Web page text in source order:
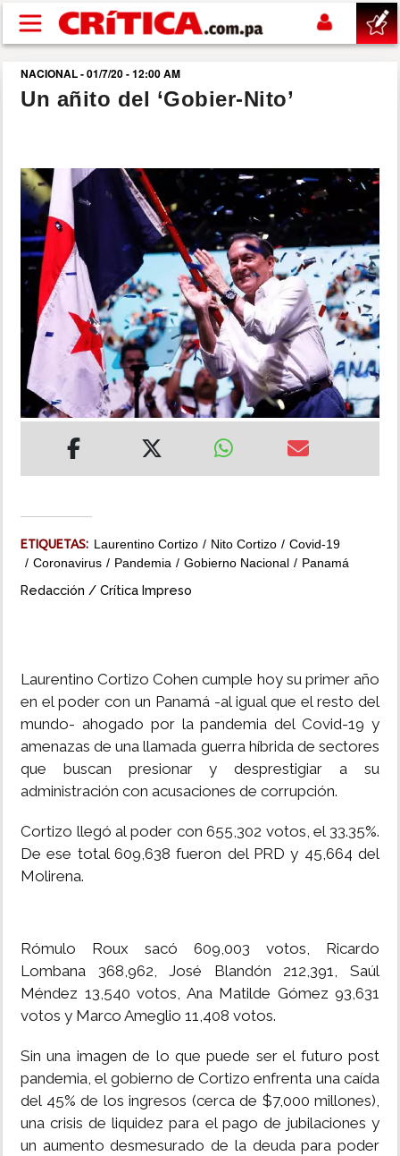
Pasar al contenido principal
buscar
NACIONAL
POLÍTICA
SHOW
DEPORTES
MUNDO
IMPRESO
NACIONAL - 01/7/20 - 12:00 AM
Un añito del ‘Gobier-Nito’
ETIQUETAS: Laurentino Cortizo Nito Cortizo
Covid-19
Coronavirus
Pandemia Gobierno Nacional Panamá
Redacción / Crítica Impreso
Laurentino Cortizo Cohen cumple hoy su primer año
en el poder con un Panamá -al igual que el resto del
mundo- ahogado por la pandemia del Covid-19 y
amenazas de una llamada guerra híbrida de sectores
que buscan presionar y desprestigiar a su
administración con acusaciones de corrupción.
Cortizo llegó al poder con 655,302 votos, el 33.35%.
De ese total 609,638 fueron del PRD y 45,664 del
Molirena.
Rómulo Roux sacó 609,003 votos, Ricardo
Lombana 368,962, José Blandón 212,391, Saúl
Méndez 13,540 votos, Ana Matilde Gómez 93,631
votos y Marco Ameglio 11,408 votos.
Sin una imagen de lo que puede ser el futuro post
pandemia, el gobierno de Cortizo enfrenta una caída
del 45% de los ingresos (cerca de $7,000 millones),
una crisis de liquidez para el pago de jubilaciones y
un aumento desmesurado de la deuda para poder